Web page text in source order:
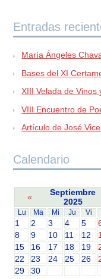
Entradas
María Ángeles
Bases del XI
XIII Velada de Vinos
VIII Encuentro de
Artículo de José
Calendario
«
Septiembre
2025
Lu Ma Mi Ju Vi
1 2 3 4 5
8
9 10 11 12
15
16 17 18 19
22
23 24 25 26
29
30